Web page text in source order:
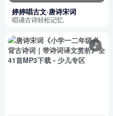
婷婷唱古文·唐诗宋词
唱诵古诗轻松记忆